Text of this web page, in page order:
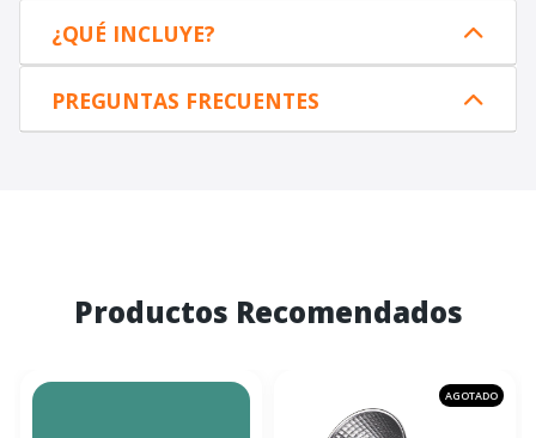
¿QUÉ INCLUYE?
PREGUNTAS FRECUENTES
Productos Recomendados
AGOTADO